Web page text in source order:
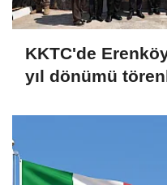
KKTC'de
yıl dönümü